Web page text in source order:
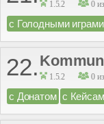
1.5.2 0
с Голодными играми
22. 1.5.2 0
с Донатом с